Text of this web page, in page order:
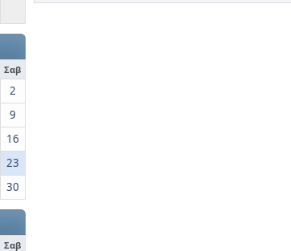
Σαβ
2
9
16
23
30
Σαβ